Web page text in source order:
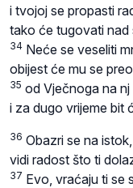
i tvojoj se propasti
tako će tugovati nad
34 Neće se veseliti
obijest će mu se
35 od Vječnoga na
i za dugo vrijeme bit
36 Obazri se na
vidi radost što ti
37 Evo, vraćaju ti se